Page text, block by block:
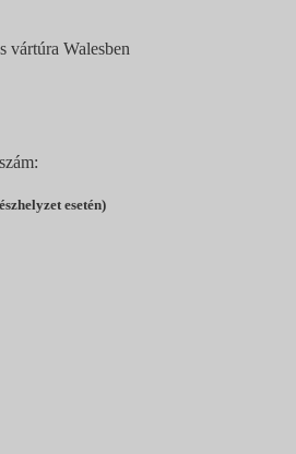
vártúra Walesben
esetén)